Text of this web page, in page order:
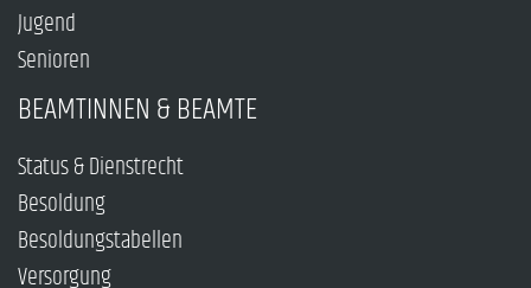
Jugend
Senioren
BEAMTINNEN & BEAMTE
Status & Dienstrecht
Besoldung
Besoldungstabellen
Versorgung